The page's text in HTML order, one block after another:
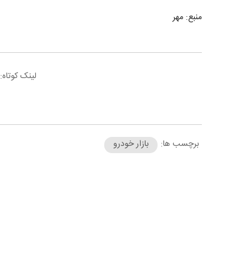
منبع: مهر
لینک کوتاه:
برچسب ها: بازار خودرو